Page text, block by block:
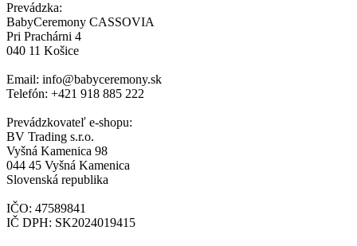
Prevádzka:
BabyCeremony CASSOVIA
Pri Prachárni 4
040 11 Košice
Email: info@babyceremony.sk
Telefón: +421 918 885 222
Prevádzkovateľ e-shopu:
BV Trading s.r.o.
Vyšná Kamenica 98
044 45 Vyšná Kamenica
Slovenská republika
IČO: 47589841
IČ DPH: SK2024019415